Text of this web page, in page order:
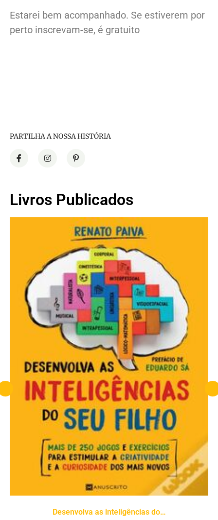
Estarei bem acompanhado. Se estiverem por
perto inscrevam-se, é gratuito
PARTILHA A NOSSA HISTÓRIA
Livros Publicados
Desenvolva as inteligências do…